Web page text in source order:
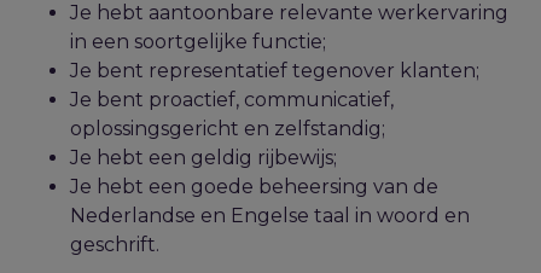
Je hebt aantoonbare relevante werkervaring
in een soortgelijke functie;
Je bent representatief tegenover klanten;
Je bent proactief, communicatief,
oplossingsgericht en zelfstandig;
Je hebt een geldig rijbewijs;
Je hebt een goede beheersing van de
Nederlandse en Engelse taal in woord en
geschrift.